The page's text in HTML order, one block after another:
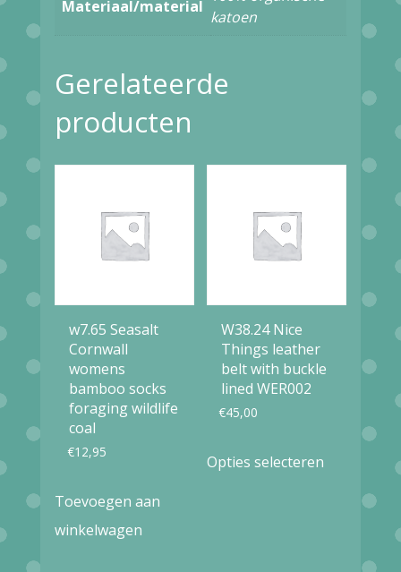
Materiaal/material
katoen
Gerelateerde
producten
w7.65 Seasalt
Cornwall
womens
bamboo socks
foraging wildlife
coal
€12,95
Toevoegen aan
winkelwagen
W38.24 Nice
Things leather
belt with buckle
lined WER002
€45,00
Opties selecteren
variaties.